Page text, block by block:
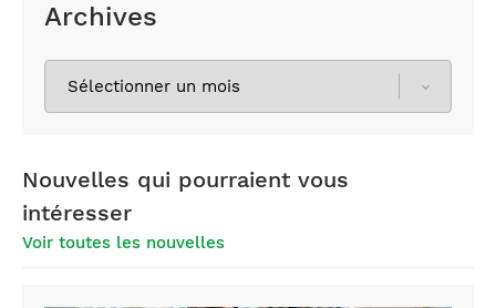
Archives
Nouvelles qui pourraient vous
intéresser
Voir toutes les nouvelles